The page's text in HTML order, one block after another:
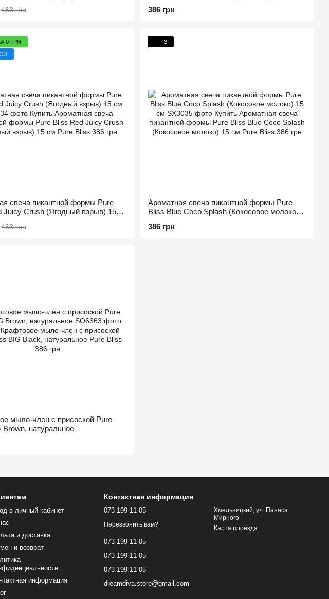
463 грн
386 грн
0 ГРН
свеча пикантной формы Pure
Juicy Crush (Ягодный взрыв) 15
463 грн
3
Ароматная свеча пикантной формы Pure
Bliss Blue Coco Splash (Кокосовое молоко)
386 грн
мыло-член с присоской Pure
Brown, натуральное
в личный кабинет
и доставка
и возврат
информация
Контактная информация
073 199-11-05
Перезвонить вам?
073 199-11-05
073 199-11-05
073 199-11-05
dreamdiva.store@gmail.com
Хмельницкий, ул. Панаса
Мирного
Карта проезда